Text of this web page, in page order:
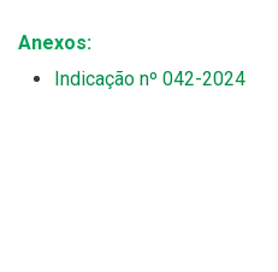
Anexos:
Indicação nº 042-2024